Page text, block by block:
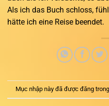
Als ich das Buch schloss,
hätte ich eine Reise beendet.
Mục nhập này đã được đăng trong